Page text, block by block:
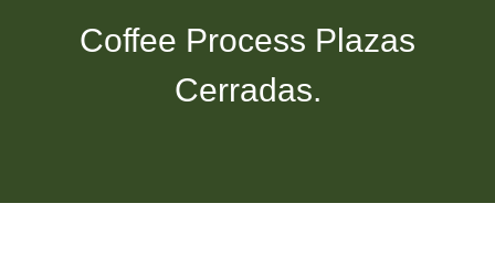
BLOGCoffee Process Plazas
Cerradas.